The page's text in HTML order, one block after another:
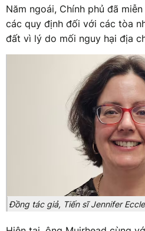
Năm ngoái, Chính phủ đã
các quy định đối với các tòa
đất vì lý do mối nguy hại địa
Đồng tác giả, Tiến sĩ Jennifer